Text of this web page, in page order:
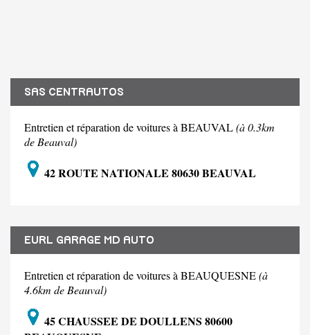
SAS CENTRAUTOS
Entretien et réparation de voitures à BEAUVAL(à 0.3km
de Beauval)
42 ROUTE NATIONALE 80630 BEAUVAL
EURL GARAGE MD AUTO
Entretien et réparation de voitures à BEAUQUESNE(à
4.6km de Beauval)
45 CHAUSSEE DE DOULLENS 80600